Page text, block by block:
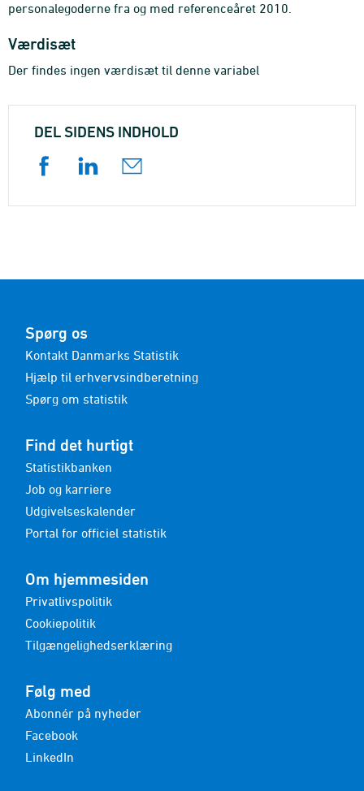
personalegoderne fra og med referenceåret 2010.
Værdisæt
Der findes ingen værdisæt til denne variabel
DEL SIDENS INDHOLD
Spørg os
Kontakt Danmarks Statistik
Hjælp til erhvervsindberetning
Spørg om statistik
Find det hurtigt
Statistikbanken
Job og karriere
Udgivelseskalender
Portal for officiel statistik
Om hjemmesiden
Privatlivspolitik
Cookiepolitik
Tilgængelighedserklæring
Følg med
Abonnér på nyheder
Facebook
LinkedIn